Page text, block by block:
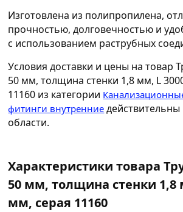
Изготовлена из полипропилена,
прочностью, долговечностью и
с использованием раструбных
Условия доставки и цены на товар
50 мм, толщина стенки 1,8 мм, L
11160 из категории
фитинги внутренние
области.
Характеристики товара
50 мм, толщина стенки 1,8
мм, серая 11160